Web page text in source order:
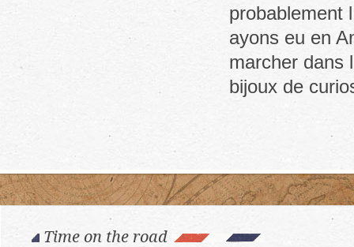
probablement
ayons eu en
marcher dans
bijoux de
Time on the road